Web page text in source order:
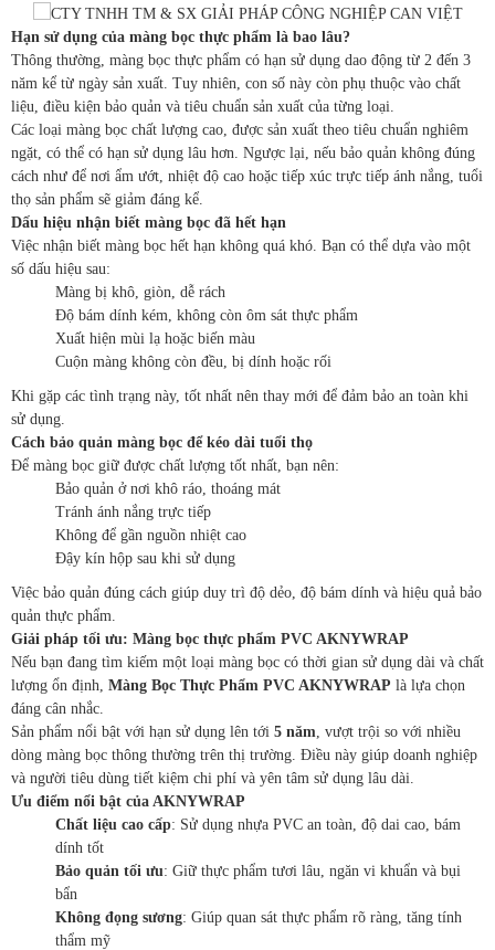
Hạn sử dụng của màng bọc thực phẩm là bao lâu?
Thông thường, màng bọc thực phẩm có hạn sử dụng dao động từ 2 đến 3
năm kể từ ngày sản xuất. Tuy nhiên, con số này còn phụ thuộc vào chất
liệu, điều kiện bảo quản và tiêu chuẩn sản xuất của từng loại.
Các loại màng bọc chất lượng cao, được sản xuất theo tiêu chuẩn nghiêm
ngặt, có thể có hạn sử dụng lâu hơn. Ngược lại, nếu bảo quản không đúng
cách như để nơi ẩm ướt, nhiệt độ cao hoặc tiếp xúc trực tiếp ánh nắng, tuổi
thọ sản phẩm sẽ giảm đáng kể.
Dấu hiệu nhận biết màng bọc đã hết hạn
Việc nhận biết màng bọc hết hạn không quá khó. Bạn có thể dựa vào một
số dấu hiệu sau:
Màng bị khô, giòn, dễ rách
Độ bám dính kém, không còn ôm sát thực phẩm
Xuất hiện mùi lạ hoặc biến màu
Cuộn màng không còn đều, bị dính hoặc rối
Khi gặp các tình trạng này, tốt nhất nên thay mới để đảm bảo an toàn khi
sử dụng.
Cách bảo quản màng bọc để kéo dài tuổi thọ
Để màng bọc giữ được chất lượng tốt nhất, bạn nên:
Bảo quản ở nơi khô ráo, thoáng mát
Tránh ánh nắng trực tiếp
Không để gần nguồn nhiệt cao
Đậy kín hộp sau khi sử dụng
Việc bảo quản đúng cách giúp duy trì độ dẻo, độ bám dính và hiệu quả bảo
quản thực phẩm.
Giải pháp tối ưu: Màng bọc thực phẩm PVC AKNYWRAP
Nếu bạn đang tìm kiếm một loại màng bọc có thời gian sử dụng dài và chất
lượng ổn định, Màng Bọc Thực Phẩm PVC AKNYWRAP là lựa chọn
đáng cân nhắc.
Sản phẩm nổi bật với hạn sử dụng lên tới 5 năm, vượt trội so với nhiều
dòng màng bọc thông thường trên thị trường. Điều này giúp doanh nghiệp
và người tiêu dùng tiết kiệm chi phí và yên tâm sử dụng lâu dài.
Ưu điểm nổi bật của AKNYWRAP
Chất liệu cao cấp: Sử dụng nhựa PVC an toàn, độ dai cao, bám
dính tốt
Bảo quản tối ưu: Giữ thực phẩm tươi lâu, ngăn vi khuẩn và bụi
bẩn
Không đọng sương: Giúp quan sát thực phẩm rõ ràng, tăng tính
thẩm mỹ